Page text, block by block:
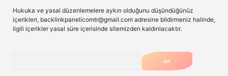
Hukuka ve yasal düzenlemelere aykırı olduğunu düşündüğünüz
içerikleri, backlinkpanelicomtr@gmail.com adresine bildirmeniz halinde,
ilgili içerikler yasal süre içerisinde sitemizden kaldırılacaktır.